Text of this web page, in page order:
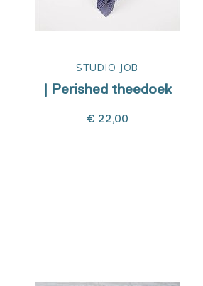
STUDIO JOB
| Perished theedoek
€ 22,00